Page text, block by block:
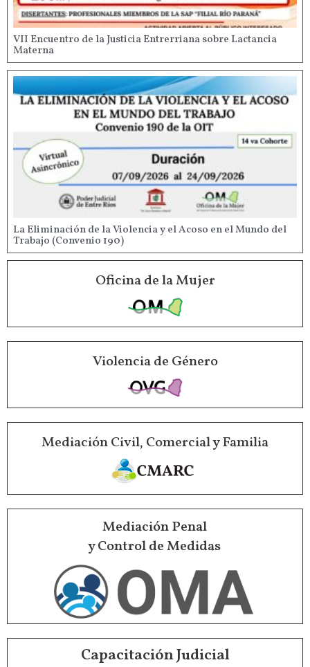
VII Encuentro de la Justicia Entrerriana sobre Lactancia
Materna
La Eliminación de la Violencia y el Acoso en el Mundo del
Trabajo (Convenio 190)
Oficina de la Mujer
Violencia de Género
Mediación Civil, Comercial y Familia
Mediación Penal
y Control de Medidas
Capacitación Judicial